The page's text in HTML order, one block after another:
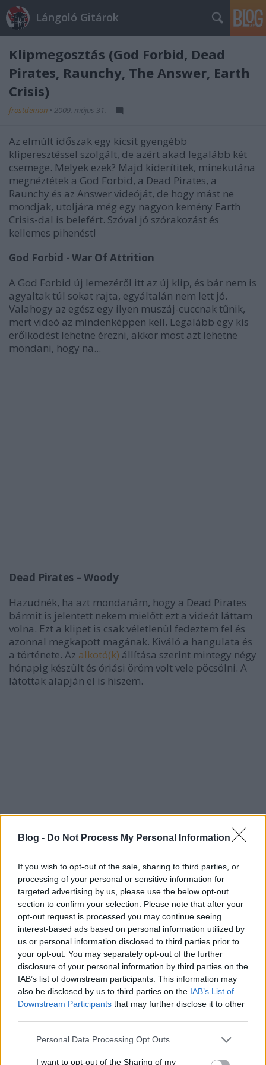
Blog - Do Not Process My Personal Information
If you wish to opt-out of the sale, sharing to third parties, or
processing of your personal or sensitive information for
targeted advertising by us, please use the below opt-out
section to confirm your selection. Please note that after your
opt-out request is processed you may continue seeing
interest-based ads based on personal information utilized by
us or personal information disclosed to third parties prior to
your opt-out. You may separately opt-out of the further
disclosure of your personal information by third parties on the
IAB’s list of downstream participants. This information may
also be disclosed by us to third parties on the IAB’s List of
Downstream Participants that may further disclose it to other
Please note that this website/app uses one or more Google
not limited to your visit or usage behaviour. You may click to
Personal Data Processing Opt Outs
I want to opt-out of the Sharing of my
Lángoló Gitárok
Klipmegosztás (God Forbid, Dead
Pirates, Raunchy, The Answer, Earth
Crisis)
frostdemon • 2009. május 31.
Az elmúlt időszak egy kicsit gyengébb
kliperesztéssel szolgált, de azért akad legalább két
csemege. Melyek ezek? Majd kiderítitek, minekutána
megnéztétek a God Forbid, a Dead Pirates, a
Raunchy és az Answer videóját, de hogy mást ne
mondjak, utoljára még egy nagyon kemény Earth
Crisis-dal is belefért. Szóval jó szórakozást és
kellemes pihenést!
God Forbid - War Of Attrition
A God Forbid új lemezéről itt az új klip, és bár nem is
agyaltak túl sokat rajta, egyáltalán nem lett jó.
Valahogy az egész egy ilyen muszáj-cuccnak tűnik,
mert videó az mindenképpen kell. Legalább egy kis
erőlködést lehetne érezni, akkor most azt lehetne
mondani, hogy na...
Dead Pirates – Woody
Hazudnék, ha azt mondanám, hogy a Dead Pirates
bármit is jelentett nekem mielőtt ezt a videót láttam
volna. Ezt a klipet is csak véletlenül fedeztem fel és
azonnal megkapott magának. Kiváló a hangulata és
a története. Az alkotó(k) állítása szerint mintegy négy
hónapig készült és óriási öröm volt vele pöcsölni. A
látottak alapján el is hiszem.
Raunchy – Warriors
A Raunchy pont annyira rossz és kiszámítható, hogy
kénytelen jó klipet csinálni azért, hogy valaki
megjegyezze őket. Ehhez képest ezt sikerült
legyártani.